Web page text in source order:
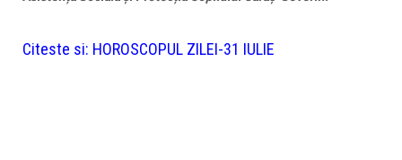
Citeste si: HOROSCOPUL ZILEI-31 IULIE